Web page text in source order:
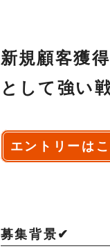
新規顧客獲
として強い
エントリーは
募集背景✔